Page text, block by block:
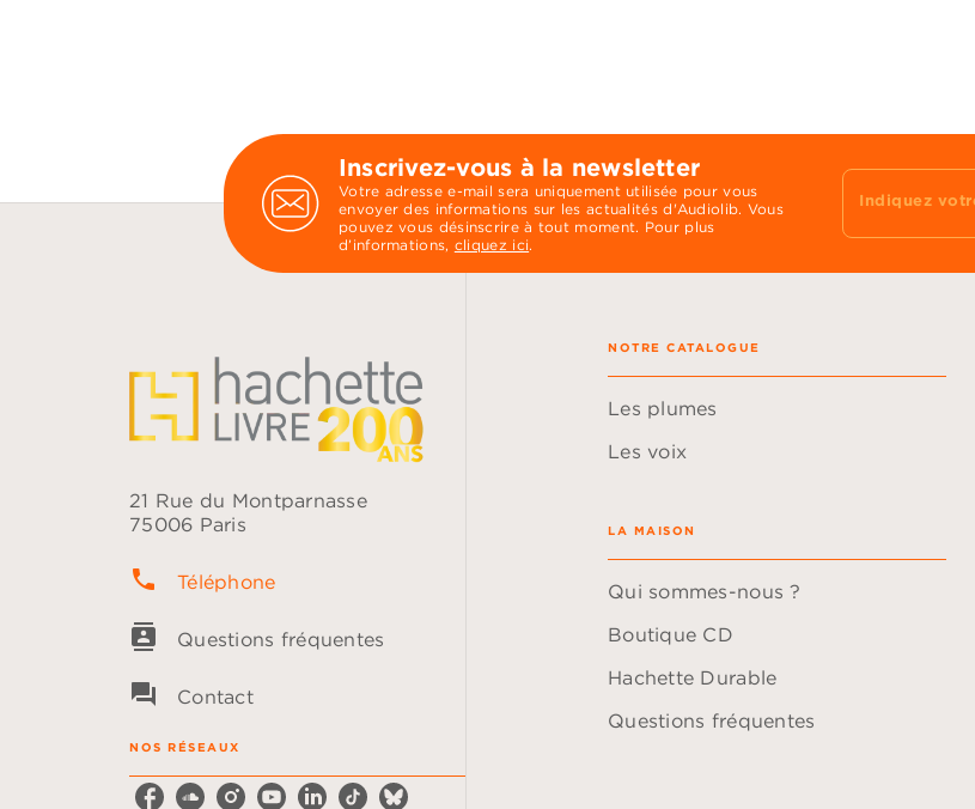
Inscrivez-vous à la newsletter
Votre adresse e-mail sera uniquement utilisée pour vous
envoyer des informations sur les actualités d'Audiolib. Vous
pouvez vous désinscrire à tout moment. Pour plus
d’informations, cliquez ici.
Indiquez
21 Rue du Montparnasse
75006 Paris
phone Téléphone
contacts Questions fréquentes
question_answer Contact
NOS RÉSEAUX
NOTRE CATALOGUE
Les plumes
Les voix
LA MAISON
Qui sommes-nous ?
Boutique CD
Hachette Durable
Questions fréquentes